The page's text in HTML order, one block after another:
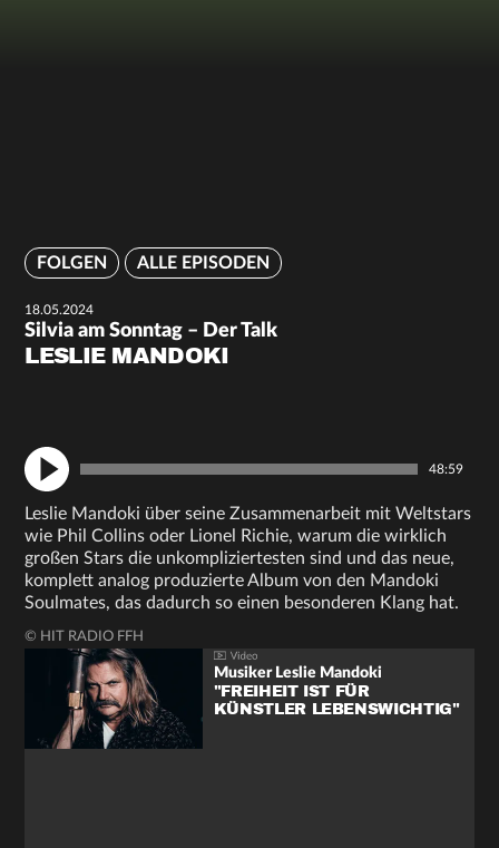
FOLGEN ALLE EPISODEN
18.05.2024
Silvia am Sonntag – Der Talk
LESLIE MANDOKI
48:59
Leslie Mandoki über seine Zusammenarbeit mit Weltstars
wie Phil Collins oder Lionel Richie, warum die wirklich
großen Stars die unkompliziertesten sind und das neue,
komplett analog produzierte Album von den Mandoki
Soulmates, das dadurch so einen besonderen Klang hat.
© HIT RADIO FFH
Musiker Leslie Mandoki
"FREIHEIT IST FÜR
KÜNSTLER LEBENSWICHTIG"